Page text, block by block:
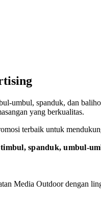
umbul, spanduk, dan
yang berkualitas.
terbaik untuk
spanduk, umbul-
Media Outdoor dengan